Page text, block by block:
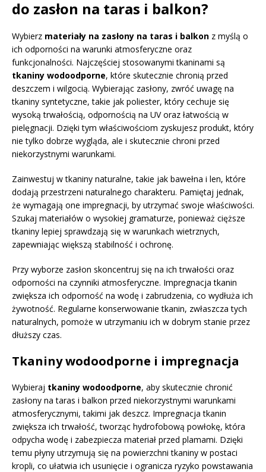
do zasłon na taras i balkon?
Wybierz materiały na zasłony na taras i balkon z myślą o
ich odporności na warunki atmosferyczne oraz
funkcjonalności. Najczęściej stosowanymi tkaninami są
tkaniny wodoodporne, które skutecznie chronią przed
deszczem i wilgocią. Wybierając zasłony, zwróć uwagę na
tkaniny syntetyczne, takie jak poliester, który cechuje się
wysoką trwałością, odpornością na UV oraz łatwością w
pielęgnacji. Dzięki tym właściwościom zyskujesz produkt, który
nie tylko dobrze wygląda, ale i skutecznie chroni przed
niekorzystnymi warunkami.
Zainwestuj w tkaniny naturalne, takie jak bawełna i len, które
dodają przestrzeni naturalnego charakteru. Pamiętaj jednak,
że wymagają one impregnacji, by utrzymać swoje właściwości.
Szukaj materiałów o wysokiej gramaturze, ponieważ cięższe
tkaniny lepiej sprawdzają się w warunkach wietrznych,
zapewniając większą stabilność i ochronę.
Przy wyborze zasłon skoncentruj się na ich trwałości oraz
odporności na czynniki atmosferyczne. Impregnacja tkanin
zwiększa ich odporność na wodę i zabrudzenia, co wydłuża ich
żywotność. Regularne konserwowanie tkanin, zwłaszcza tych
naturalnych, pomoże w utrzymaniu ich w dobrym stanie przez
dłuższy czas.
Tkaniny wodoodporne i impregnacja
Wybieraj tkaniny wodoodporne, aby skutecznie chronić
zasłony na taras i balkon przed niekorzystnymi warunkami
atmosferycznymi, takimi jak deszcz. Impregnacja tkanin
zwiększa ich trwałość, tworząc hydrofobową powłokę, która
odpycha wodę i zabezpiecza materiał przed plamami. Dzięki
temu płyny utrzymują się na powierzchni tkaniny w postaci
kropli, co ułatwia ich usunięcie i ogranicza ryzyko powstawania